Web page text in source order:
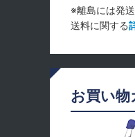
※離島には発
送料に関する
お買い物